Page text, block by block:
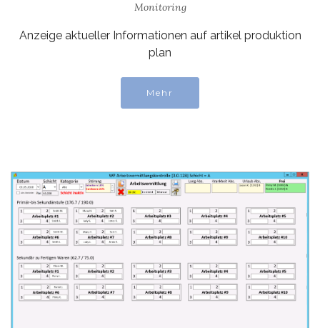
Monitoring
Anzeige aktueller Informationen auf artikel produktion
plan
Mehr